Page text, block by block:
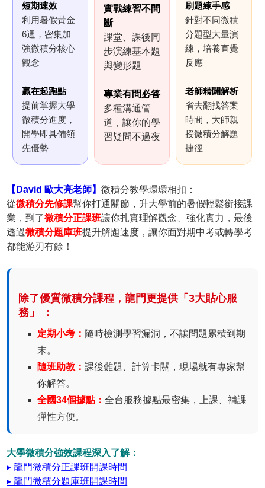
短期速效
利用暑假黃金
6週，密集加
強微積分核心
觀念
贏在起跑點
提前掌握大學
微積分進度，
開學即具備領
先優勢
實戰練習不間
斷
課堂、課後同
步演練基本題
與變形題
專業有問必答
多種溝通管
道，讓你的學
習疑問不過夜
刷題練手感
針對不同微積
分題型大量演
練，培養直覺
反應
老師精闢解析
省去翻找答案
時間，大師親
授微積分解題
捷徑
【David 歐大亮老師】微積分教學環環相扣：
從微積分先修課幫你打通關節，升大學前的暑假輕鬆銜接課
業，到了微積分正課班讓你扎實理解觀念、強化實力，最後
透過微積分題庫班提升解題速度，讓你面對期中考或轉學考
都能游刃有餘！
除了優質微積分課程，龍門更提供「3大貼心服
務」 ：
定期小考： 隨時檢測學習漏洞，不讓問題累積到期
末。
隨班助教：課後難題、計算卡關，現場就有專家幫
你解答。
全國34個據點：全台服務據點最密集，上課、補課
彈性方便。
大學微積分強效課程深入了解：
▸ 龍門微積分正課班開課時間
▸ 龍門微積分題庫班開課時間